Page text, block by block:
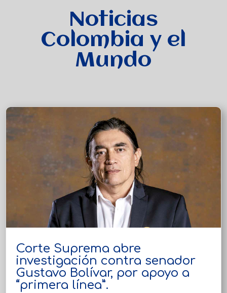
Noticias
Colombia y el
Mundo
Corte Suprema abre
investigación contra senador
Gustavo Bolívar, por apoyo a
“primera línea”.